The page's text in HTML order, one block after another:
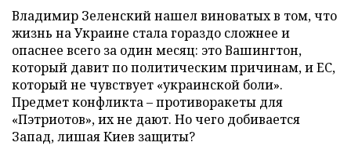
Владимир Зеленский нашел виноватых в том, что
жизнь на Украине стала гораздо сложнее и
опаснее всего за один месяц: это Вашингтон,
который давит по политическим причинам, и ЕС,
который не чувствует «украинской боли».
Предмет конфликта – противоракеты для
«Пэтриотов», их не дают. Но чего добивается
Запад, лишая Киев защиты?